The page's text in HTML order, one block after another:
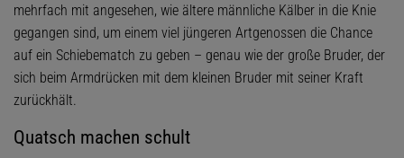
mehrfach mit angesehen, wie ältere männliche Kälber in die Knie
gegangen sind, um einem viel jüngeren Artgenossen die Chance
auf ein Schiebematch zu geben – genau wie der große Bruder, der
sich beim Armdrücken mit dem kleinen Bruder mit seiner Kraft
zurückhält.
Quatsch machen schult